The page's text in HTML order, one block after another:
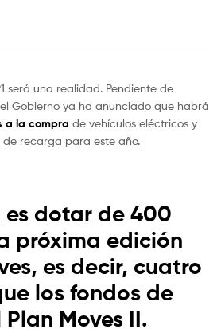
será una realidad. Pendiente de
Gobierno ya ha anunciado que habrá
a la compra de vehículos eléctricos y
recarga para este año.
es dotar de 400
próxima edición
es decir, cuatro
los fondos de
Moves II.